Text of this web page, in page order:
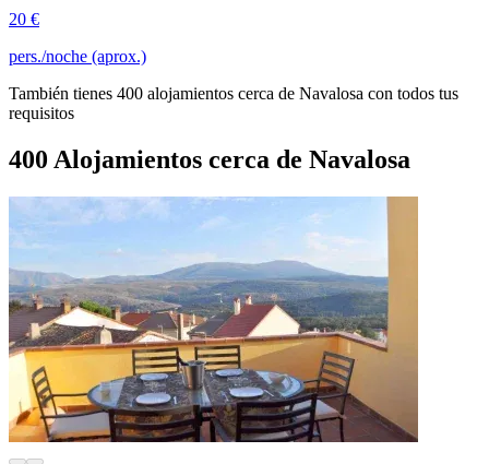
20 €
pers./noche (aprox.)
También tienes 400 alojamientos cerca de Navalosa con todos tus
requisitos
400 Alojamientos cerca de Navalosa